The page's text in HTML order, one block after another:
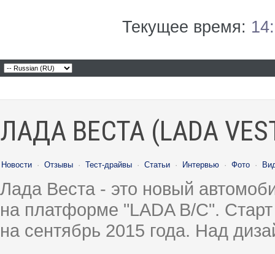
Текущее время:
ЛАДА ВЕСТА (LADA
Новости · Отзывы · Тест-драйвы · Статьи · Интервью · Фото ·
Лада Веста - это новый
на платформе "LADA B/C".
на сентябрь 2015 года. Над